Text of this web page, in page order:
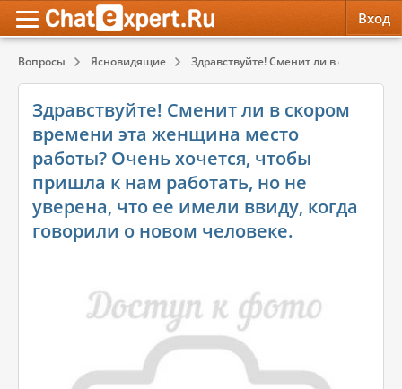
Вход
Вопросы Ясновидящие Здравствуйте! Сменит ли в скором
Здравствуйте! Сменит ли в скором
времени эта женщина место
работы? Очень хочется, чтобы
пришла к нам работать, но не
уверена, что ее имели ввиду, когда
говорили о новом человеке.
Психология
Эзотерика
Красота, Здоровье
Психология
Эзотерика
Красота, Здоровье
Обратная связь
Служба поддержки
Правила сервиса